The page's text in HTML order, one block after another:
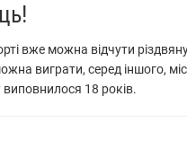
вже можна відчути
виграти, серед іншого,
18 років.